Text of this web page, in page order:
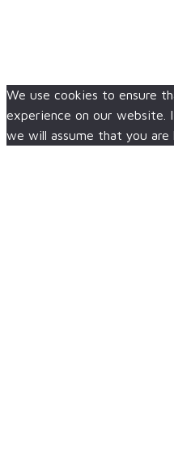
We use cookies to ensure
experience on our
we will assume that you are